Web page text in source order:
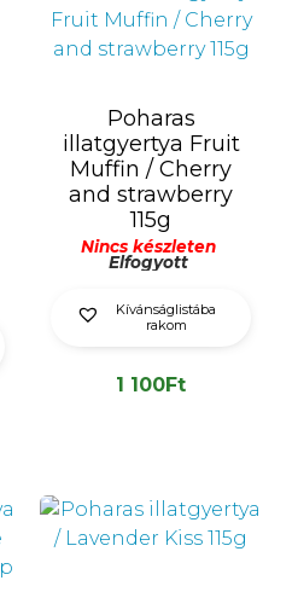
Poharas
illatgyertya Fruit
Muffin / Cherry
and strawberry
115g
Nincs készleten
Elfogyott
Kívánságlistába
rakom
1 100Ft